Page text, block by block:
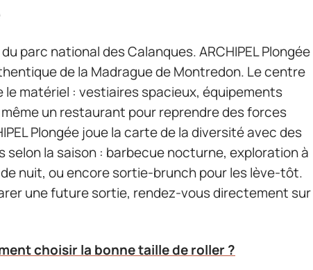
parc national des Calanques. ARCHIPEL Plongée
de la Madrague de Montredon. Le centre
le matériel : vestiaires spacieux, équipements
un restaurant pour reprendre des forces
Plongée joue la carte de la diversité avec des
selon la saison : barbecue nocturne, exploration à
de nuit, ou encore sortie-brunch pour les lève-tôt.
une future sortie, rendez-vous directement sur
choisir la bonne taille de roller ?